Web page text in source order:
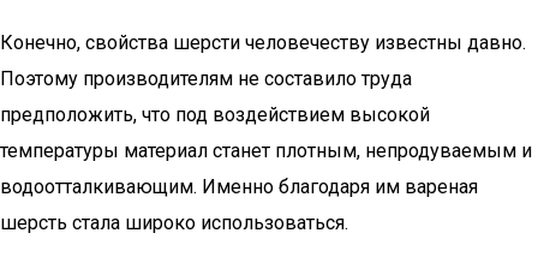
Конечно, свойства шерсти человечеству известны давно.
Поэтому производителям не составило труда
предположить, что под воздействием высокой
температуры материал станет плотным, непродуваемым и
водоотталкивающим. Именно благодаря им вареная
шерсть стала широко использоваться.